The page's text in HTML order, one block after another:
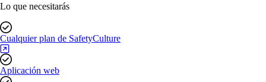
Lo que necesitarás
Cualquier plan de SafetyCulture
Aplicación web